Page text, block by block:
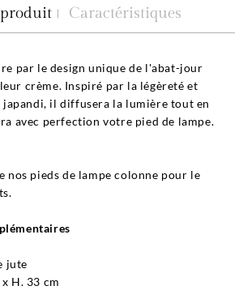
Caractéristiques
par le design unique de l'abat-jour
crème. Inspiré par la légèreté et
japandi, il diffusera la lumière tout en
avec perfection votre pied de lampe.
nos pieds de lampe colonne pour le
jute
H. 33 cm